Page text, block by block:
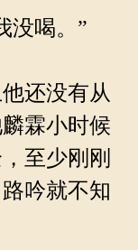
没喝。”
还没有从
霖小时候
至少刚刚
吟就不知